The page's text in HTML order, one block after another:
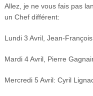
Allez, je ne vous fais pas
un Chef différent:
Lundi 3 Avril, Jean-
Mardi 4 Avril, Pierre
Mercredi 5 Avril: Cyril